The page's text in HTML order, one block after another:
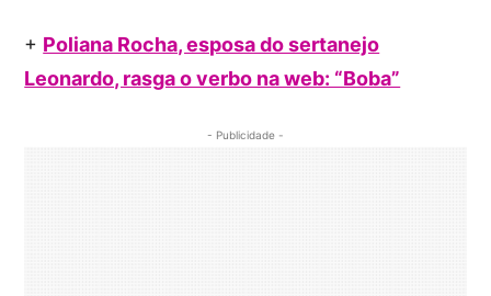
+ Poliana Rocha, esposa do sertanejo
Leonardo, rasga o verbo na web: “Boba”
- Publicidade -